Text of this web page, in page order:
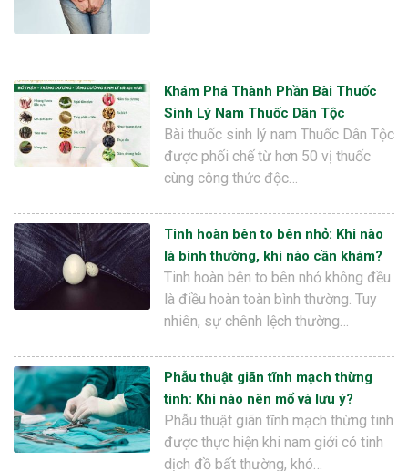
Khám Phá Thành Phần Bài Thuốc
Sinh Lý Nam Thuốc Dân Tộc
Bài thuốc sinh lý nam Thuốc Dân Tộc
được phối chế từ hơn 50 vị thuốc
cùng công thức độc…
Tinh hoàn bên to bên nhỏ: Khi nào
là bình thường, khi nào cần khám?
Tinh hoàn bên to bên nhỏ không đều
là điều hoàn toàn bình thường. Tuy
nhiên, sự chênh lệch thường…
Phẫu thuật giãn tĩnh mạch thừng
tinh: Khi nào nên mổ và lưu ý?
Phẫu thuật giãn tĩnh mạch thừng tinh
được thực hiện khi nam giới có tinh
dịch đồ bất thường, khó…